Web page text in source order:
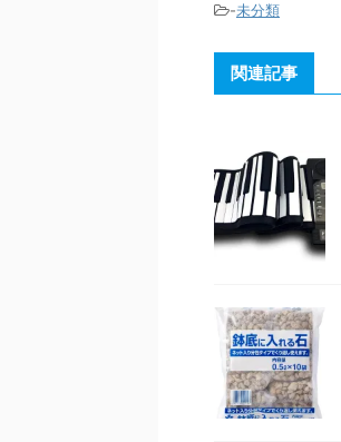
-未分類
関連記事